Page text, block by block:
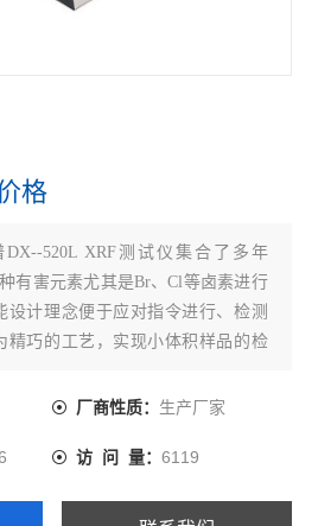
格
520L XRF测试仪集合了多年
有害元素尤其是Br、Cl等卤素进行
设计理念便于应对指令进行、检测
精巧的工艺，实现小体积样品的检
全防护设计，同时采用软硬件双
厂商性质： 生产厂家
访 问 量： 6119